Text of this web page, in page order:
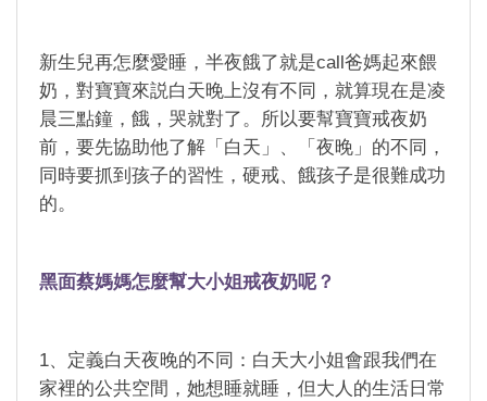
新生兒再怎麼愛睡，半夜餓了就是call爸媽起來餵
奶，對寶寶來説白天晚上沒有不同，就算現在是凌
晨三點鐘，餓，哭就對了。所以要幫寶寶戒夜奶
前，要先協助他了解「白天」、「夜晚」的不同，
同時要抓到孩子的習性，硬戒、餓孩子是很難成功
的。
黑面蔡媽媽怎麼幫大小姐戒夜奶呢？
1、定義白天夜晚的不同：白天大小姐會跟我們在
家裡的公共空間，她想睡就睡，但大人的生活日常